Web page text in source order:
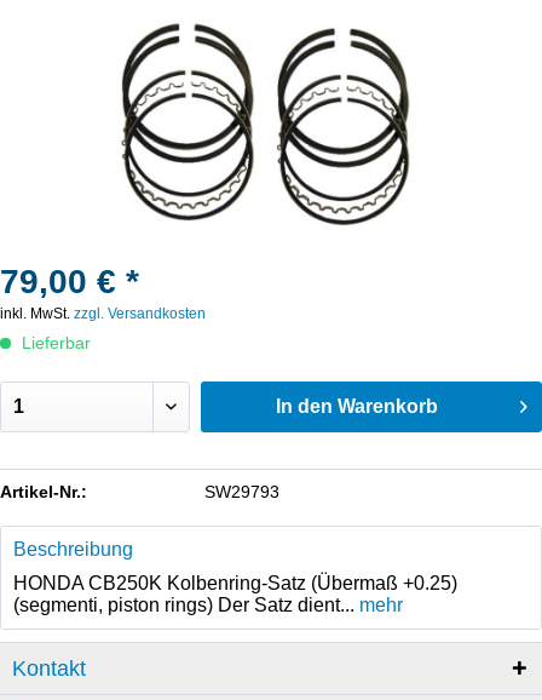
79,00 € *
inkl. MwSt. zzgl. Versandkosten
Lieferbar
In den Warenkorb
Artikel-Nr.: SW29793
Beschreibung
HONDA CB250K Kolbenring-Satz (Übermaß +0.25)
(segmenti, piston rings) Der Satz dient... mehr
Kontakt